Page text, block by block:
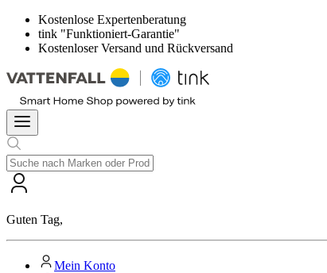
Kostenlose Expertenberatung
tink "Funktioniert-Garantie"
Kostenloser Versand und Rückversand
Guten Tag,
Mein Konto